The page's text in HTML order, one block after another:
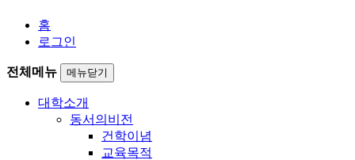
홈
로그인
전체메뉴 메뉴닫기
대학소개
동서의비전
건학이념
교육목적